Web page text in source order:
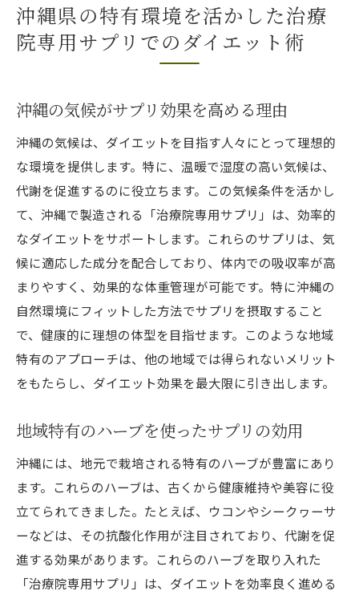
沖縄県の特有環境を活かした治療
院専用サプリでのダイエット術
沖縄の気候がサプリ効果を高める理由
沖縄の気候は、ダイエットを目指す人々にとって理想的
な環境を提供します。特に、温暖で湿度の高い気候は、
代謝を促進するのに役立ちます。この気候条件を活かし
て、沖縄で製造される「治療院専用サプリ」は、効率的
なダイエットをサポートします。これらのサプリは、気
候に適応した成分を配合しており、体内での吸収率が高
まりやすく、効果的な体重管理が可能です。特に沖縄の
自然環境にフィットした方法でサプリを摂取すること
で、健康的に理想の体型を目指せます。このような地域
特有のアプローチは、他の地域では得られないメリット
をもたらし、ダイエット効果を最大限に引き出します。
地域特有のハーブを使ったサプリの効用
沖縄には、地元で栽培される特有のハーブが豊富にあり
ます。これらのハーブは、古くから健康維持や美容に役
立てられてきました。たとえば、ウコンやシークヮーサ
ーなどは、その抗酸化作用が注目されており、代謝を促
進する効果があります。これらのハーブを取り入れた
「治療院専用サプリ」は、ダイエットを効率良く進める